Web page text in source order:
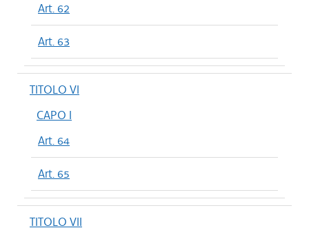
Art. 62
Art. 63
TITOLO VI
CAPO I
Art. 64
Art. 65
TITOLO VII